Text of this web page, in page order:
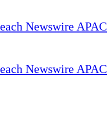
Newswire APAC
Newswire APAC